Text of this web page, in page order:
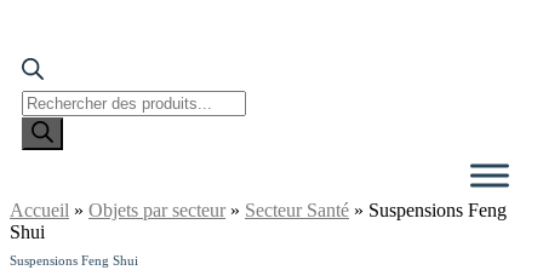
Recherche
de
Accueil » Objets par secteur» Secteur Santé » Suspensions Feng
Shui
Suspensions Feng Shui